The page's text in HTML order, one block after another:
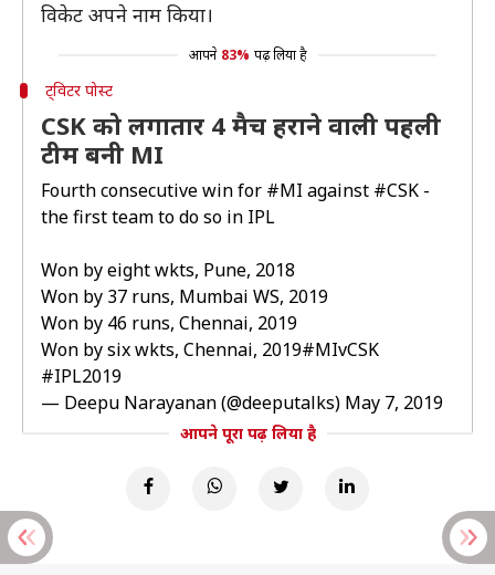
विकेट अपने नाम किया।
आपने 83% पढ़ लिया है
ट्विटर पोस्ट
CSK को लगातार 4 मैच हराने वाली पहली
टीम बनी MI
Fourth consecutive win for #MI against #CSK -
the first team to do so in IPL
Won by eight wkts, Pune, 2018
Won by 37 runs, Mumbai WS, 2019
Won by 46 runs, Chennai, 2019
Won by six wkts, Chennai, 2019#MIvCSK
#IPL2019
— Deepu Narayanan (@deeputalks) May 7, 2019
आपने पूरा पढ़ लिया है